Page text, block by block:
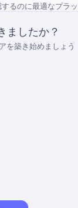
るのに最適なプラ
ましたか？
を築き始めましょう